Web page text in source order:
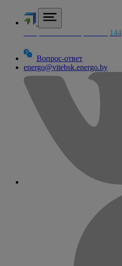
144
Вопрос-ответ
energo@vitebsk.energo.by